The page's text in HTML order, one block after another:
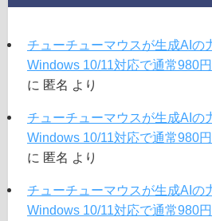
チューチューマウスが生成AIの
Windows 10/11対応で通常980
に 匿名 より
チューチューマウスが生成AIの
Windows 10/11対応で通常980
に 匿名 より
チューチューマウスが生成AIの
Windows 10/11対応で通常980